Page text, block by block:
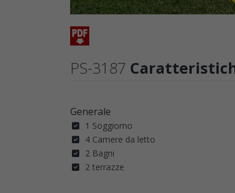
PS-3187
Generale
1 Soggiorno
4 Camere da letto
2 Bagni
2 terrazze